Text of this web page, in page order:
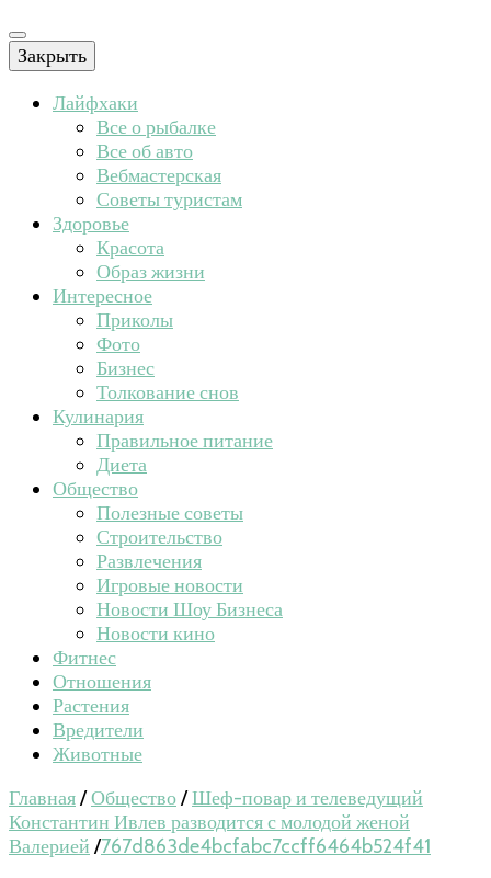
Закрыть
Лайфхаки
Все о рыбалке
Все об авто
Вебмастерская
Советы туристам
Здоровье
Красота
Образ жизни
Интересное
Приколы
Фото
Бизнес
Толкование снов
Кулинария
Правильное питание
Диета
Общество
Полезные советы
Строительство
Развлечения
Игровые новости
Новости Шоу Бизнеса
Новости кино
Фитнес
Отношения
Растения
Вредители
Животные
Главная/Общество/Шеф-повар и телеведущий
Константин Ивлев разводится с молодой женой
Валерией /767d863de4bcfabc7ccff6464b524f41